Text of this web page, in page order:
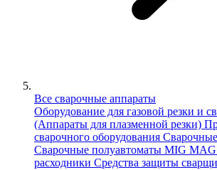
Все сварочные аппараты
Оборудование для газовой резки и
(Аппараты для плазменной резки)
сварочного оборудования
Сварочные полуавтоматы MIG MAG
расходники Средства защиты